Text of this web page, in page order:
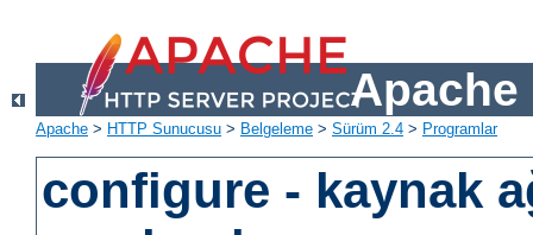
Apache
Apache > HTTP Sunucusu > Belgeleme > Sürüm 2.4 > Programlar
configure - kaynak